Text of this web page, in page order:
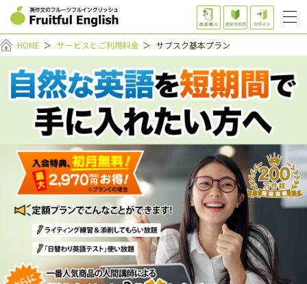
HOME ＞ サービスとご利用料金 ＞ サブスク基本プラン